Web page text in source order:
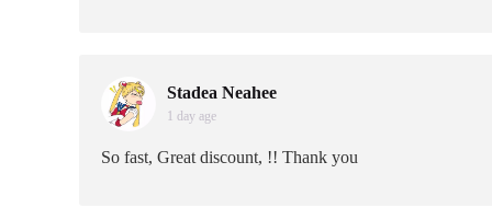
Stadea Neahee
1 day age
So fast, Great discount, !! Thank you